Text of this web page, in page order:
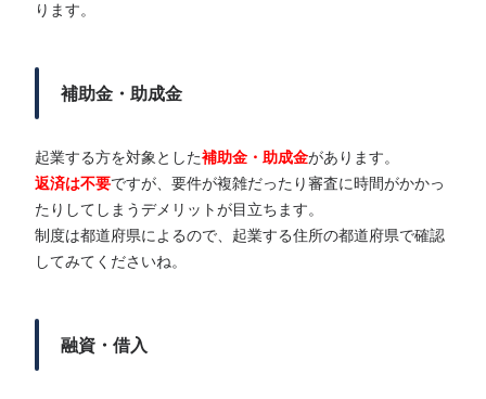
ります。
補助金・助成金
起業する方を対象とした補助金・助成金があります。
返済は不要ですが、要件が複雑だったり審査に時間がかかっ
たりしてしまうデメリットが目立ちます。
制度は都道府県によるので、起業する住所の都道府県で確認
してみてくださいね。
融資・借入